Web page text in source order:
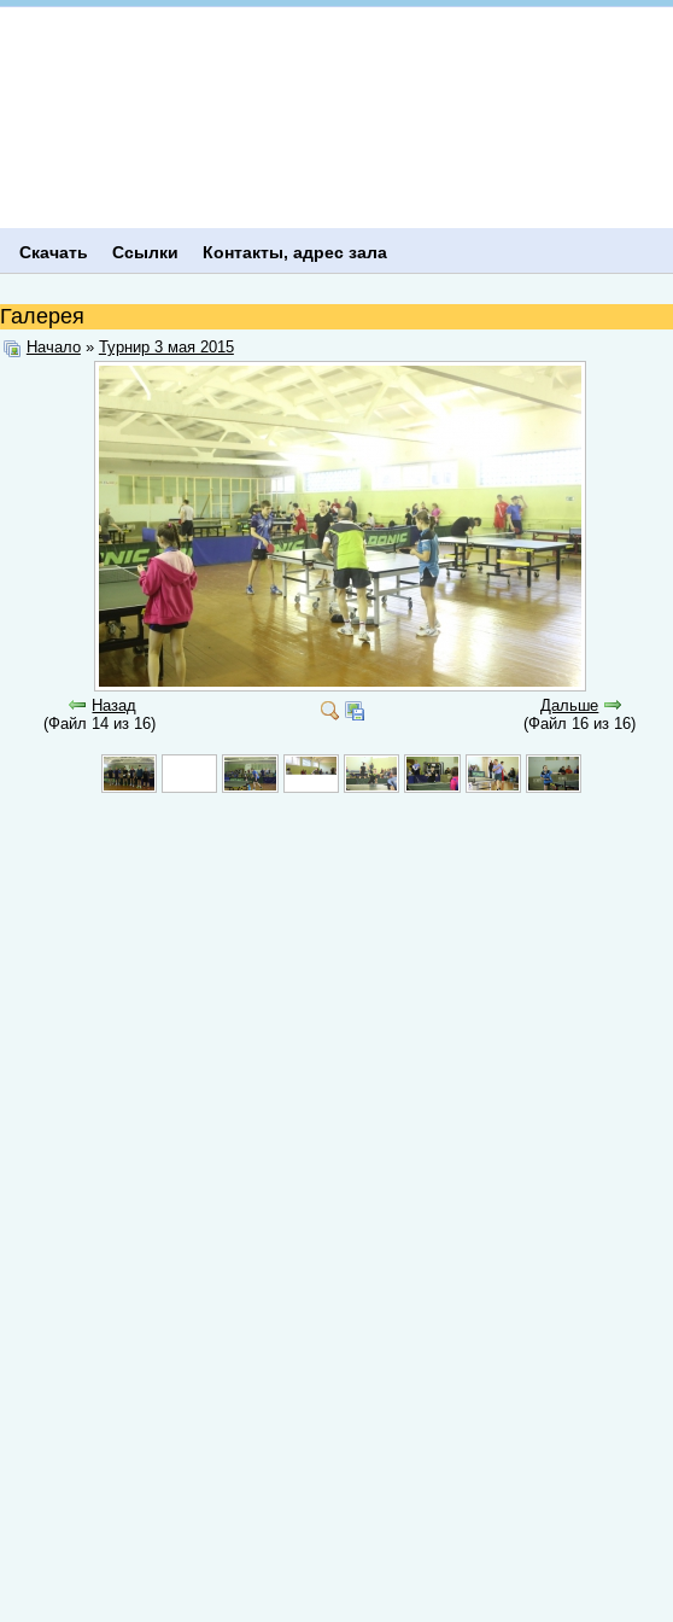
Скачать Ссылки Контакты, адрес зала
Галерея
Начало» Турнир 3 мая 2015
Назад
(Файл 14 из 16)
Дальше
(Файл 16 из 16)